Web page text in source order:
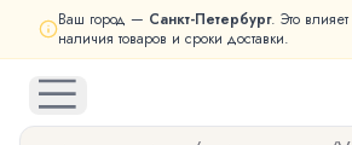
Ваш город — Санкт-Петербург. Это
наличия товаров и сроки доставки.
open navigation menu